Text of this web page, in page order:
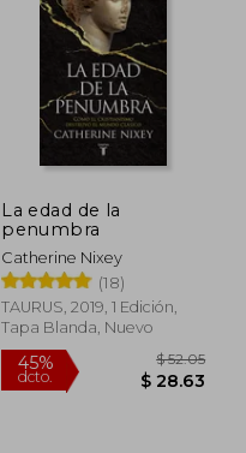
La edad de la
penumbra
Catherine Nixey
(18)
TAURUS, 2019, 1 Edición,
Tapa Blanda, Nuevo